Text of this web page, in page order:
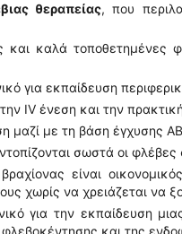
θεραπείας, που
και καλά τοποθετημένες
για εκπαίδευση
IV ένεση και την
μαζί με τη βάση έγχυσης
σωστά οι
είναι
χωρίς να χρειάζεται να
για την εκπαίδευση
και της